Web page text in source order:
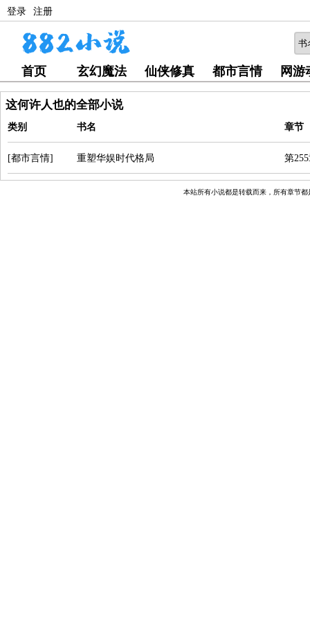
登录 注册
首页 玄幻魔法 仙侠修真 都市言情 网游
这何许人也的全部小说
类别 书名 章节
[都市言情] 重塑华娱时代格局 第
本站所有小说都是转载而来，所有章节